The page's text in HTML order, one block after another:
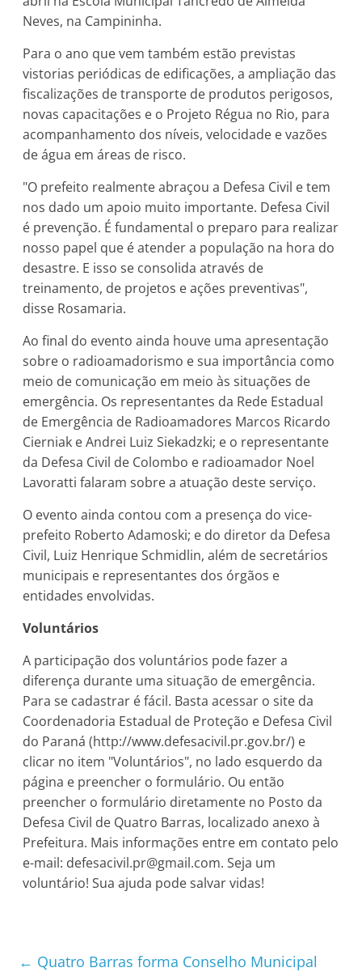
Neves, na Campininha.
Para o ano que vem também estão previstas
vistorias periódicas de edificações, a ampliação das
fiscalizações de transporte de produtos perigosos,
novas capacitações e o Projeto Régua no Rio, para
acompanhamento dos níveis, velocidade e vazões
de água em áreas de risco.
"O prefeito realmente abraçou a Defesa Civil e tem
nos dado um apoio muito importante. Defesa Civil
é prevenção. É fundamental o preparo para realizar
nosso papel que é atender a população na hora do
desastre. E isso se consolida através de
treinamento, de projetos e ações preventivas",
disse Rosamaria.
Ao final do evento ainda houve uma apresentação
sobre o radioamadorismo e sua importância como
meio de comunicação em meio às situações de
emergência. Os representantes da Rede Estadual
de Emergência de Radioamadores Marcos Ricardo
Cierniak e Andrei Luiz Siekadzki; e o representante
da Defesa Civil de Colombo e radioamador Noel
Lavoratti falaram sobre a atuação deste serviço.
O evento ainda contou com a presença do vice-
prefeito Roberto Adamoski; e do diretor da Defesa
Civil, Luiz Henrique Schmidlin, além de secretários
municipais e representantes dos órgãos e
entidades envolvidas.
Voluntários
A participação dos voluntários pode fazer a
diferença durante uma situação de emergência.
Para se cadastrar é fácil. Basta acessar o site da
Coordenadoria Estadual de Proteção e Defesa Civil
do Paraná (http://www.defesacivil.pr.gov.br/) e
clicar no item "Voluntários", no lado esquerdo da
página e preencher o formulário. Ou então
preencher o formulário diretamente no Posto da
Defesa Civil de Quatro Barras, localizado anexo à
Prefeitura. Mais informações entre em contato pelo
e-mail: defesacivil.pr@gmail.com. Seja um
voluntário! Sua ajuda pode salvar vidas!
← Quatro Barras forma Conselho Municipal